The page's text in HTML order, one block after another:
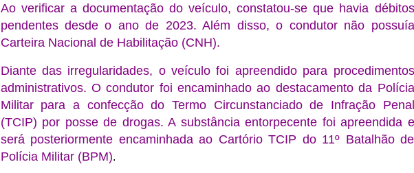
Ao verificar a documentação do veículo, constatou-se que havia débitos
pendentes desde o ano de 2023. Além disso, o condutor não possuía
Carteira Nacional de Habilitação (CNH).
Diante das irregularidades, o veículo foi apreendido para procedimentos
administrativos. O condutor foi encaminhado ao destacamento da Polícia
Militar para a confecção do Termo Circunstanciado de Infração Penal
(TCIP) por posse de drogas. A substância entorpecente foi apreendida e
será posteriormente encaminhada ao Cartório TCIP do 11º Batalhão de
Polícia Militar (BPM).